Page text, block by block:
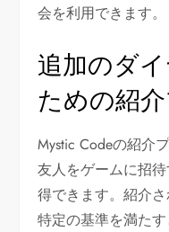
会を利用できます。
追加のダ
ための紹
Mystic Codeの紹介
友人をゲームに招
得できます。紹介さ
特定の基準を満た